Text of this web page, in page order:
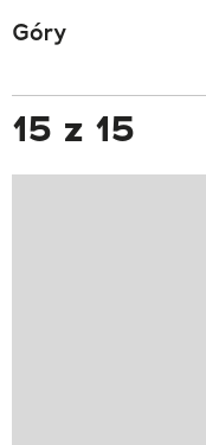
Góry
15 z 15